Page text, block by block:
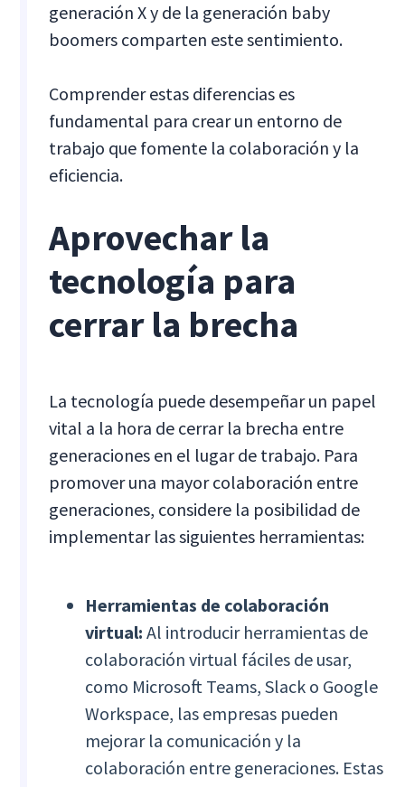
generación X y de la generación baby
boomers comparten este sentimiento.
Comprender estas diferencias es
fundamental para crear un entorno de
trabajo que fomente la colaboración y la
eficiencia.
Aprovechar la
tecnología para
cerrar la brecha
La tecnología puede desempeñar un papel
vital a la hora de cerrar la brecha entre
generaciones en el lugar de trabajo. Para
promover una mayor colaboración entre
generaciones, considere la posibilidad de
implementar las siguientes herramientas:
Herramientas de colaboración
virtual: Al introducir herramientas de
colaboración virtual fáciles de usar,
como Microsoft Teams, Slack o Google
Workspace, las empresas pueden
mejorar la comunicación y la
colaboración entre generaciones. Estas